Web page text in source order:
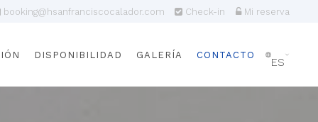
booking@hsanfranciscocalador.com Check-in Mi reserva
DISPONIBILIDAD GALERÍA CONTACTO
ES